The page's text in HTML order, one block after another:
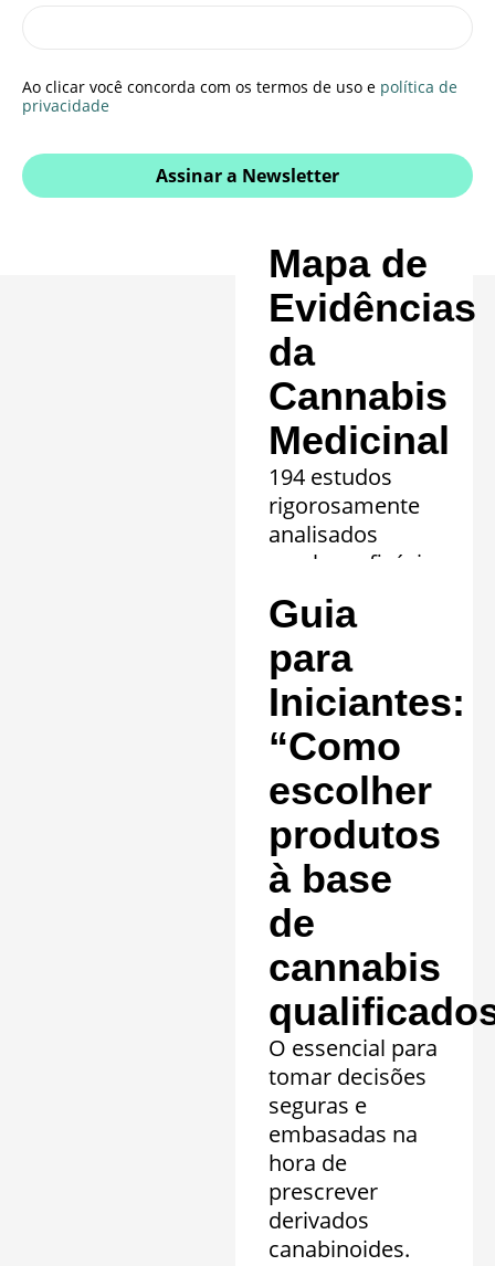
Ao clicar você concorda com os termos de uso e política de
privacidade
Assinar a Newsletter
Mapa de
Evidências
da
Cannabis
Medicinal
194 estudos
rigorosamente
analisados
revelam eficácia
comprovada em
20 quadros
clínicos.
Saiba mais »
Guia
para
Iniciantes:
“Como
escolher
produtos
à base
de
cannabis
O essencial para
tomar decisões
seguras e
embasadas na
hora de
prescrever
derivados
canabinoides.